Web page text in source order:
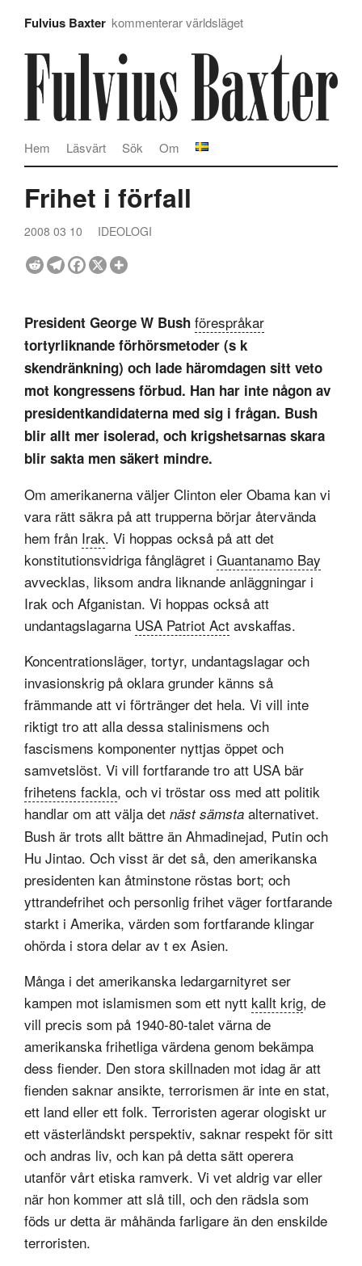
Fulvius Baxter kommenterar världsläget
Om
Sök
Läsvärt
Hem
Frihet i förfall
2008 03 10 IDEOLOGI
President George W Bush förespråkar
tortyrliknande förhörsmetoder (s k
skendränkning) och lade häromdagen sitt veto
mot kongressens förbud. Han har inte någon av
presidentkandidaterna med sig i frågan. Bush
blir allt mer isolerad, och krigshetsarnas skara
blir sakta men säkert mindre.
Om amerikanerna väljer Clinton eler Obama kan vi
vara rätt säkra på att trupperna börjar återvända
hem från Irak. Vi hoppas också på att det
konstitutionsvidriga fånglägret i Guantanamo Bay
avvecklas, liksom andra liknande anläggningar i
Irak och Afganistan. Vi hoppas också att
undantagslagarna USA Patriot Act avskaffas.
Koncentrationsläger, tortyr, undantagslagar och
invasionskrig på oklara grunder känns så
främmande att vi förtränger det hela. Vi vill inte
riktigt tro att alla dessa stalinismens och
fascismens komponenter nyttjas öppet och
samvetslöst. Vi vill fortfarande tro att USA bär
frihetens fackla, och vi tröstar oss med att politik
handlar om att välja det näst sämsta alternativet.
Bush är trots allt bättre än Ahmadinejad, Putin och
Hu Jintao. Och visst är det så, den amerikanska
presidenten kan åtminstone röstas bort; och
yttrandefrihet och personlig frihet väger fortfarande
starkt i Amerika, värden som fortfarande klingar
ohörda i stora delar av t ex Asien.
Många i det amerikanska ledargarnityret ser
kampen mot islamismen som ett nytt kallt krig, de
vill precis som på 1940-80-talet värna de
amerikanska frihetliga värdena genom bekämpa
dess fiender. Den stora skillnaden mot idag är att
fienden saknar ansikte, terrorismen är inte en stat,
ett land eller ett folk. Terroristen agerar ologiskt ur
ett västerländskt perspektiv, saknar respekt för sitt
och andras liv, och kan på detta sätt operera
utanför vårt etiska ramverk. Vi vet aldrig var eller
när hon kommer att slå till, och den rädsla som
föds ur detta är måhända farligare än den enskilde
terroristen.